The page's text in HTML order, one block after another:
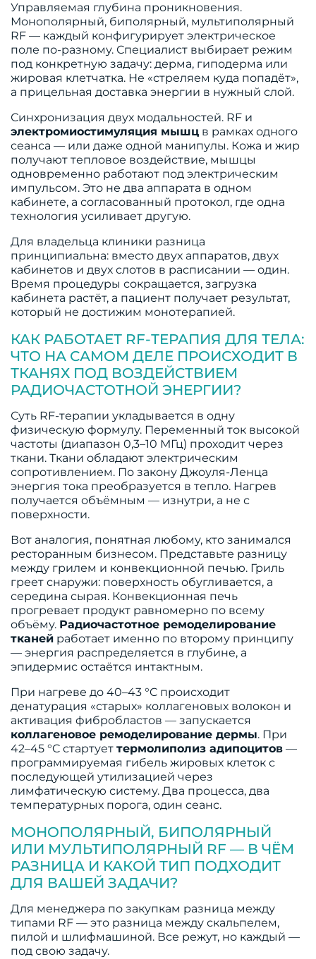
Управляемая глубина проникновения.
Монополярный, биполярный, мультиполярный
RF — каждый конфигурирует электрическое
поле по-разному. Специалист выбирает режим
под конкретную задачу: дерма, гиподерма или
жировая клетчатка. Не «стреляем куда попадёт»,
а прицельная доставка энергии в нужный слой.
Синхронизация двух модальностей. RF и
электромиостимуляция мышц в рамках одного
сеанса — или даже одной манипулы. Кожа и жир
получают тепловое воздействие, мышцы
одновременно работают под электрическим
импульсом. Это не два аппарата в одном
кабинете, а согласованный протокол, где одна
технология усиливает другую.
Для владельца клиники разница
принципиальна: вместо двух аппаратов, двух
кабинетов и двух слотов в расписании — один.
Время процедуры сокращается, загрузка
кабинета растёт, а пациент получает результат,
который не достижим монотерапией.
КАК РАБОТАЕТ RF-ТЕРАПИЯ ДЛЯ ТЕЛА:
ЧТО НА САМОМ ДЕЛЕ ПРОИСХОДИТ В
ТКАНЯХ ПОД ВОЗДЕЙСТВИЕМ
РАДИОЧАСТОТНОЙ ЭНЕРГИИ?
Суть RF-терапии укладывается в одну
физическую формулу. Переменный ток высокой
частоты (диапазон 0,3–10 МГц) проходит через
ткани. Ткани обладают электрическим
сопротивлением. По закону Джоуля-Ленца
энергия тока преобразуется в тепло. Нагрев
получается объёмным — изнутри, а не с
поверхности.
Вот аналогия, понятная любому, кто занимался
ресторанным бизнесом. Представьте разницу
между грилем и конвекционной печью. Гриль
греет снаружи: поверхность обугливается, а
середина сырая. Конвекционная печь
прогревает продукт равномерно по всему
объёму. Радиочастотное ремоделирование
тканей работает именно по второму принципу
— энергия распределяется в глубине, а
эпидермис остаётся интактным.
При нагреве до 40–43 °C происходит
денатурация «старых» коллагеновых волокон и
активация фибробластов — запускается
коллагеновое ремоделирование дермы. При
42–45 °C стартует термолиполиз адипоцитов —
программируемая гибель жировых клеток с
последующей утилизацией через
лимфатическую систему. Два процесса, два
температурных порога, один сеанс.
МОНОПОЛЯРНЫЙ, БИПОЛЯРНЫЙ
ИЛИ МУЛЬТИПОЛЯРНЫЙ RF — В ЧЁМ
РАЗНИЦА И КАКОЙ ТИП ПОДХОДИТ
ДЛЯ ВАШЕЙ ЗАДАЧИ?
Для менеджера по закупкам разница между
типами RF — это разница между скальпелем,
пилой и шлифмашиной. Все режут, но каждый —
под свою задачу.